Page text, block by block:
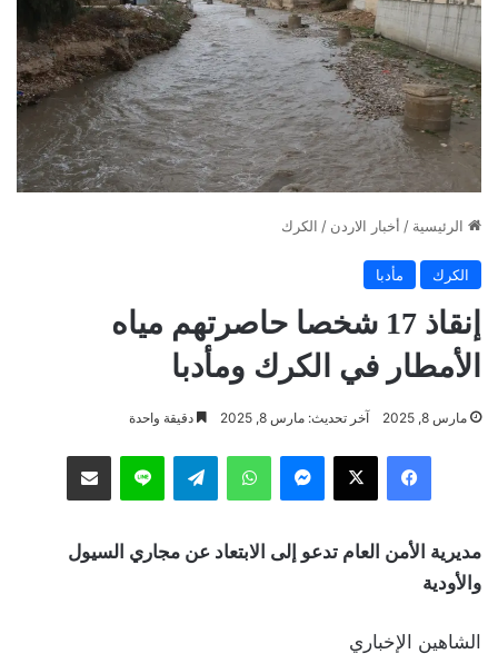
الرئيسية / أخبار الاردن / الكرك
الكرك مأدبا
إنقاذ 17 شخصا حاصرتهم مياه
الأمطار في الكرك ومأدبا
مارس 8, 2025 آخر تحديث: مارس 8, 2025 دقيقة واحدة
فيسبوك ‫X ماسنجر واتساب تيلقرام لاين مشاركة عبر البريد
مديرية الأمن العام تدعو إلى الابتعاد عن مجاري السيول
والأودية
الشاهين الإخباري